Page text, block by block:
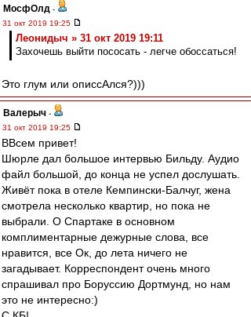
МосфОлд -
31 окт 2019 19:25
Леонидыч » 31 окт 2019 19:11
Захочешь выйти пососать - легче обоссаться!
Это глум или описсАлся?)))
Валерыч -
31 окт 2019 19:25
ВВсем привет!
Шюрле дал большое интервью Бильду. Аудио
файл большой, до конца не успел дослушать.
Живёт пока в отеле Кемпински-Балчуг, жена
смотрела несколько квартир, но пока не
выбрали. О Спартаке в основном
комплиментарные дежурные слова, все
нравится, все Ок, до лета ничего не
загадывает. Корреспондент очень много
спрашивал про Боруссию Дортмунд, но нам
это не интересно:)